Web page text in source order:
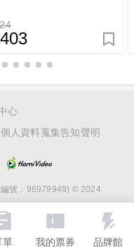
單 我的票券 品牌館
403
心
個人資料蒐集告知聲明
號：96979949) © 2024